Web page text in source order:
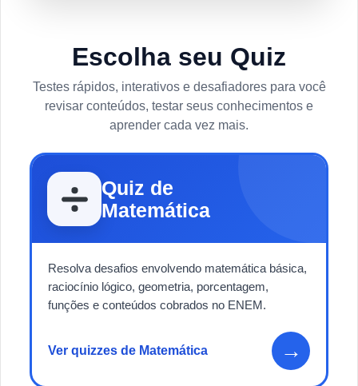
Escolha seu Quiz
Testes rápidos, interativos e desafiadores para você
revisar conteúdos, testar seus conhecimentos e
aprender cada vez mais.
Quiz de
Matemática
Resolva desafios envolvendo matemática básica,
raciocínio lógico, geometria, porcentagem,
funções e conteúdos cobrados no ENEM.
Ver quizzes de Matemática →